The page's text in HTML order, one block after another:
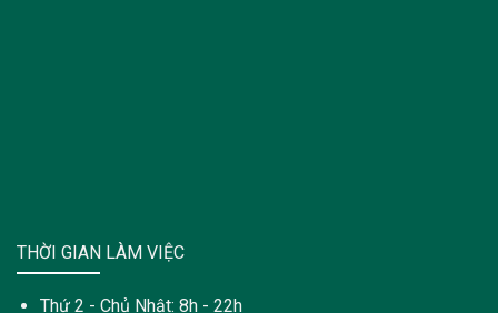
THỜI GIAN LÀM VIỆC
Thứ 2 - Chủ Nhật: 8h - 22h